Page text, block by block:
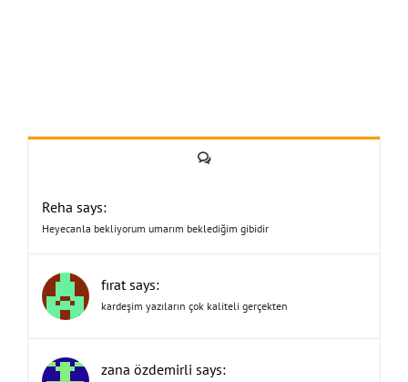
Yorum
Reha says:
Heyecanla bekliyorum umarım beklediğim gibidir
fırat says:
kardeşim yazıların çok kaliteli gerçekten
zana özdemirli says: